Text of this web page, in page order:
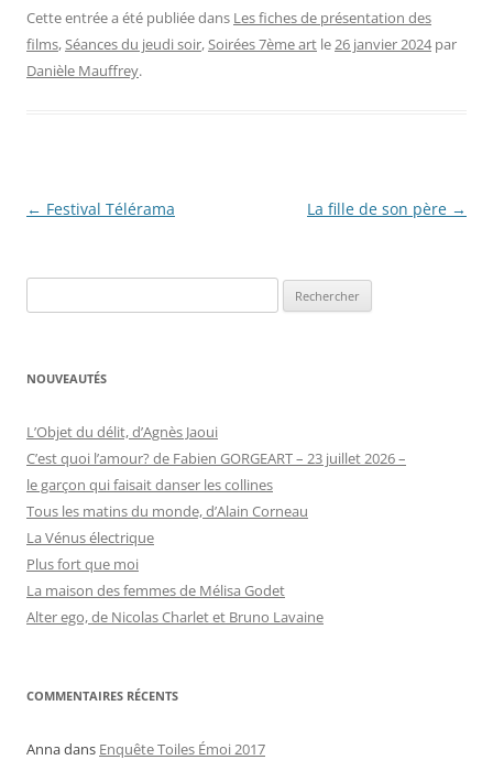
Cette entrée a été publiée dans Les fiches de présentation des
films,Séances du jeudi soir,Soirées 7ème art le26 janvier 2024 par
Danièle Mauffrey.
Navigation
← Festival Télérama La fille de son père →
NOUVEAUTÉS
L’Objet du délit, d’Agnès Jaoui
C’est quoi l’amour? de Fabien GORGEART – 23 juillet 2026 –
le garçon qui faisait danser les collines
Tous les matins du monde, d’Alain Corneau
La Vénus électrique
Plus fort que moi
La maison des femmes de Mélisa Godet
Alter ego, de Nicolas Charlet et Bruno Lavaine
COMMENTAIRES RÉCENTS
Annadans Enquête Toiles Émoi 2017